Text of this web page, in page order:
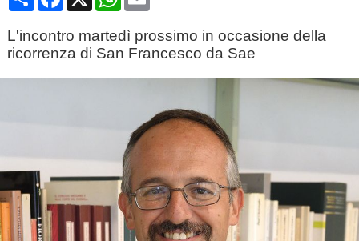
L'incontro martedì prossimo in occasione della
ricorrenza di San Francesco da Sae